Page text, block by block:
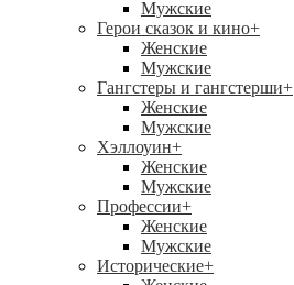
Мужские
Герои сказок и кино+
Женские
Мужские
Гангстеры и гангстерши+
Женские
Мужские
Хэллоуин+
Женские
Мужские
Профессии+
Женские
Мужские
Исторические+